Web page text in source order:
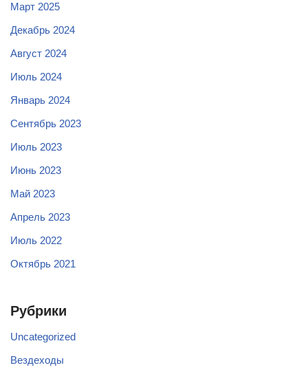
Март 2025
Декабрь 2024
Август 2024
Июль 2024
Январь 2024
Сентябрь 2023
Июль 2023
Июнь 2023
Май 2023
Апрель 2023
Июль 2022
Октябрь 2021
Рубрики
Uncategorized
Вездеходы